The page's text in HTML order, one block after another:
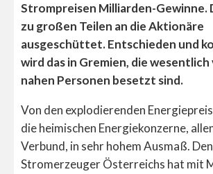
Strompreisen Milliarden-Gewinne.
zu großen Teilen an die Aktionäre
ausgeschüttet. Entschieden und
wird das in Gremien, die wesentlich
nahen Personen besetzt sind.
Von den explodierenden
die heimischen Energiekonzerne,
Verbund, in sehr hohem Ausmaß.
Stromerzeuger Österreichs hat mit